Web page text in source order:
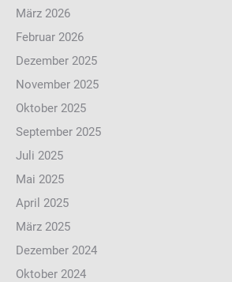
März 2026
Februar 2026
Dezember 2025
November 2025
Oktober 2025
September 2025
Juli 2025
Mai 2025
April 2025
März 2025
Dezember 2024
Oktober 2024